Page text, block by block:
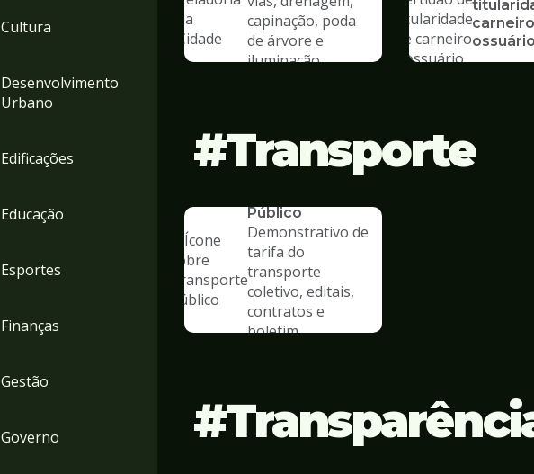
Cultura
Desenvolvimento
Urbano
Edificações
Educação
Esportes
Finanças
Gestão
Governo
capinação, poda
de árvore e
iluminação
ossuário
Transporte
Público
Demonstrativo de
tarifa do
transporte
coletivo, editais,
contratos e
boletim